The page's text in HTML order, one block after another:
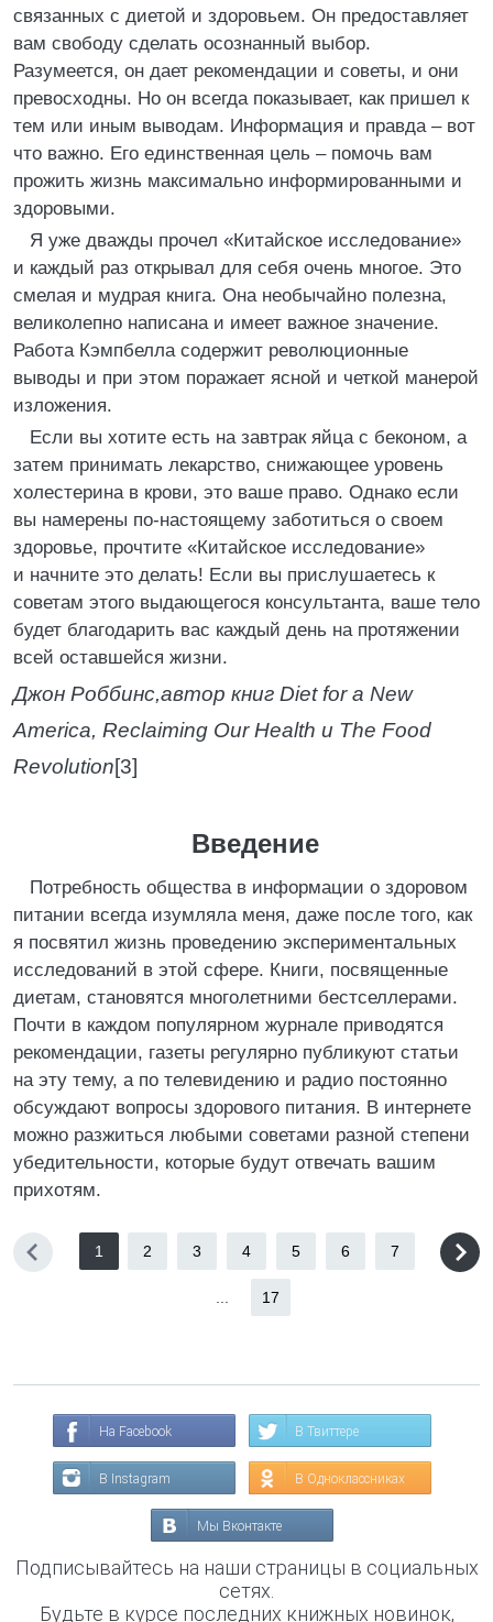
связанных с диетой и здоровьем. Он предоставляет
вам свободу сделать осознанный выбор.
Разумеется, он дает рекомендации и советы, и они
превосходны. Но он всегда показывает, как пришел к
тем или иным выводам. Информация и правда – вот
что важно. Его единственная цель – помочь вам
прожить жизнь максимально информированными и
здоровыми.
Я уже дважды прочел «Китайское исследование»
и каждый раз открывал для себя очень многое. Это
смелая и мудрая книга. Она необычайно полезна,
великолепно написана и имеет важное значение.
Работа Кэмпбелла содержит революционные
выводы и при этом поражает ясной и четкой манерой
изложения.
Если вы хотите есть на завтрак яйца с беконом, а
затем принимать лекарство, снижающее уровень
холестерина в крови, это ваше право. Однако если
вы намерены по-настоящему заботиться о своем
здоровье, прочтите «Китайское исследование»
и начните это делать! Если вы прислушаетесь к
советам этого выдающегося консультанта, ваше тело
будет благодарить вас каждый день на протяжении
всей оставшейся жизни.
Джон Роббинс,автор книг Diet for а New
America, Reclaiming Our Health и The Food
Revolution[3]
Введение
Потребность общества в информации о здоровом
питании всегда изумляла меня, даже после того, как
я посвятил жизнь проведению экспериментальных
исследований в этой сфере. Книги, посвященные
диетам, становятся многолетними бестселлерами.
Почти в каждом популярном журнале приводятся
рекомендации, газеты регулярно публикуют статьи
на эту тему, а по телевидению и радио постоянно
обсуждают вопросы здорового питания. В интернете
можно разжиться любыми советами разной степени
убедительности, которые будут отвечать вашим
прихотям.
1 2 3 4 5 6 7
17
На Facebook В Твиттере
В Instagram В Одноклассниках
Мы Вконтакте
Подписывайтесь на наши страницы в социальных
сетях.
Будьте в курсе последних книжных новинок,